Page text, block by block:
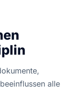
alle